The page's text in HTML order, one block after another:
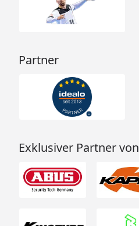
Partner
Exklusiver Partner von